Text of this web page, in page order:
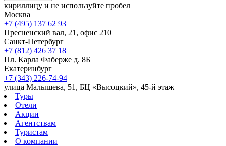
кириллицу и не используйте пробел
Москва
+7 (495) 137 62 93
Пресненский вал, 21, офис 210
Санкт-Петербург
+7 (812) 426 37 18
Пл. Карла Фаберже д. 8Б
Екатеринбург
+7 (343) 226-74-94
улица Малышева, 51, БЦ «Высоцкий», 45-й этаж
Туры
Отели
Акции
Агентствам
Туристам
О компании